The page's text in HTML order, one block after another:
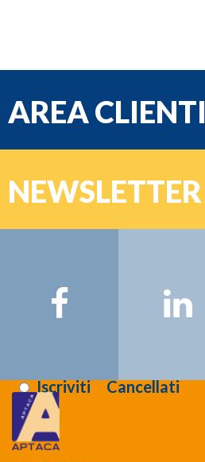
AREA CLIENTI
NEWSLETTER
Email:
IscrivitiCancellati